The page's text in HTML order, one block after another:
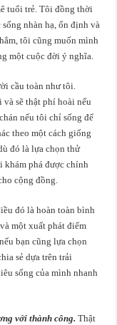
tuổi trẻ. Tôi đồng thời
nhàn hạ, ổn định và
tôi cũng muốn mình
một cuộc đời ý nghĩa.
cầu toàn như tôi.
sẽ thật phí hoài nếu
nếu tôi chỉ sống để
theo một cách giống
đó là lựa chọn thử
khám phá được chính
cộng đồng.
đó là hoàn toàn bình
một xuất phát điểm
bạn cũng lựa chọn
sẻ dựa trên trải
sống của mình nhanh
với thành công.Thật